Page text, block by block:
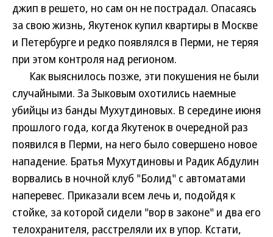
джип в решето, но сам он не пострадал. Опасаясь
за свою жизнь, Якутенок купил квартиры в Москве
и Петербурге и редко появлялся в Перми, не теряя
при этом контроля над регионом.
Как выяснилось позже, эти покушения не были
случайными. За Зыковым охотились наемные
убийцы из банды Мухутдиновых. В середине июня
прошлого года, когда Якутенок в очередной раз
появился в Перми, на него было совершено новое
нападение. Братья Мухутдиновы и Радик Абдулин
ворвались в ночной клуб "Болид" с автоматами
наперевес. Приказали всем лечь и, подойдя к
стойке, за которой сидели "вор в законе" и два его
телохранителя, расстреляли их в упор. Кстати,